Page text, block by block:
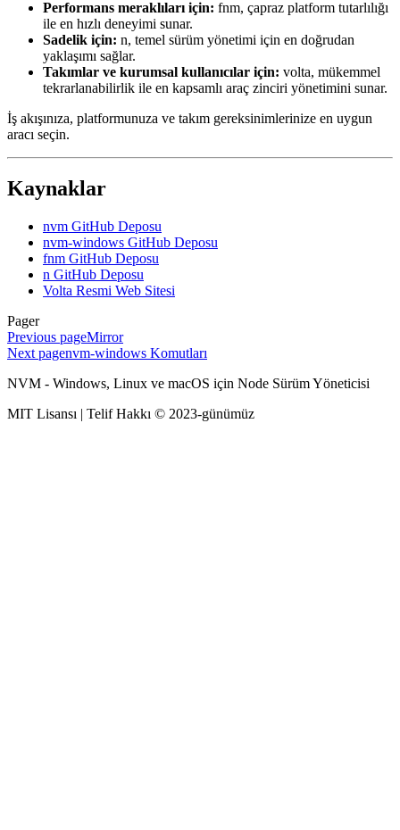
Performans meraklıları için: fnm, çapraz platform tutarlılığı
ile en hızlı deneyimi sunar.
Sadelik için: n, temel sürüm yönetimi için en doğrudan
yaklaşımı sağlar.
Takımlar ve kurumsal kullanıcılar için: volta, mükemmel
tekrarlanabilirlik ile en kapsamlı araç zinciri yönetimini sunar.
İş akışınıza, platformunuza ve takım gereksinimlerinize en uygun
aracı seçin.
Kaynaklar
nvm GitHub Deposu
nvm-windows GitHub Deposu
fnm GitHub Deposu
n GitHub Deposu
Volta Resmi Web Sitesi
Pager
Previous pageMirror
Next pagenvm-windows Komutları
NVM - Windows, Linux ve macOS için Node Sürüm Yöneticisi
MIT Lisansı | Telif Hakkı © 2023-günümüz